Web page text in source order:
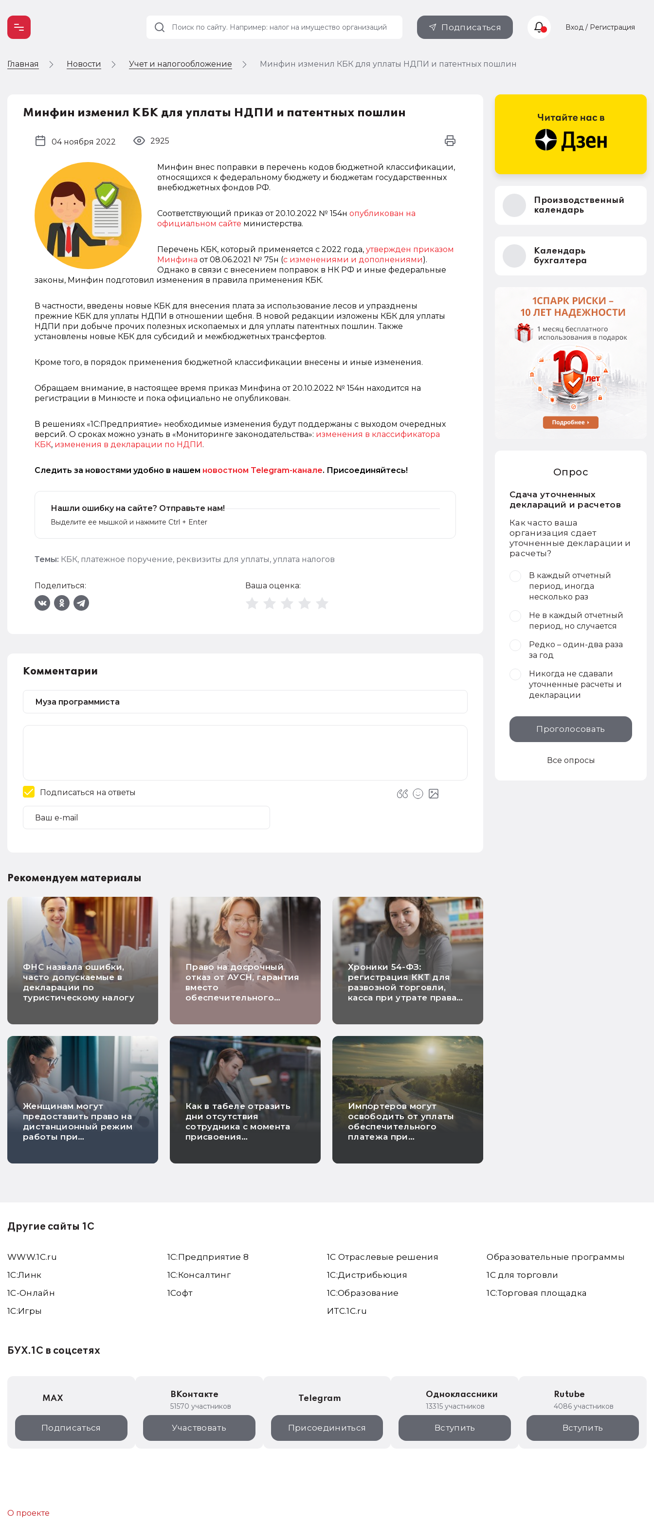
Подписаться Вход / Регистрация
Главная Новости Учет и налогообложение Минфин изменил КБК для уплаты НДПИ и патентных пошлин
Минфин изменил КБК для уплаты НДПИ и патентных пошлин
04 ноября 2022 2925
Минфин внес поправки в перечень кодов бюджетной классификации,
относящихся к федеральному бюджету и бюджетам государственных
внебюджетных фондов РФ.
Соответствующий приказ от 20.10.2022 № 154н опубликован на
официальном сайте министерства.
Перечень КБК, который применяется с 2022 года, утвержден приказом
Минфина от 08.06.2021 № 75н (с изменениями и дополнениями).
Однако в связи с внесением поправок в НК РФ и иные федеральные
законы, Минфин подготовил изменения в правила применения КБК.
В частности, введены новые КБК для внесения плата за использование лесов и упразднены
прежние КБК для уплаты НДПИ в отношении щебня. В новой редакции изложены КБК для уплаты
НДПИ при добыче прочих полезных ископаемых и для уплаты патентных пошлин. Также
установлены новые КБК для субсидий и межбюджетных трансфертов.
Кроме того, в порядок применения бюджетной классификации внесены и иные изменения.
Обращаем внимание, в настоящее время приказ Минфина от 20.10.2022 № 154н находится на
регистрации в Минюсте и пока официально не опубликован.
В решениях «1С:Предприятие» необходимые изменения будут поддержаны с выходом очередных
версий. О сроках можно узнать в «Мониторинге законодательства»: изменения в классификатора
КБК, изменения в декларации по НДПИ.
Следить за новостями удобно в нашем новостном Telegram-канале. Присоединяйтесь!
Нашли ошибку на сайте? Отправьте нам!
Выделите ее мышкой и нажмите Ctrl + Enter
Темы: КБК, платежное поручение, реквизиты для уплаты, уплата налогов
Поделиться: Ваша оценка:
Комментарии
Подписаться на ответы
Рекомендуем материалы
ФНС назвала ошибки,
часто допускаемые в
декларации по
туристическому налогу
Право на досрочный
отказ от АУСН, гарантия
вместо
обеспечительного
хорошие новости
недели
Хроники 54-ФЗ:
регистрация ККТ для
развозной торговли,
касса при утрате права
Женщинам могут
предоставить право на
дистанционный режим
работы при
Как в табеле отразить
дни отсутствия
сотрудника с момента
присвоения
Импортеров могут
освободить от уплаты
обеспечительного
платежа при
Производственный
календарь
Календарь
бухгалтера
Опрос
Сдача уточненных
деклараций и расчетов
Как часто ваша
организация сдает
уточненные декларации и
расчеты?
В каждый отчетный
период, иногда
несколько раз
Не в каждый отчетный
период, но случается
Редко – один-два раза
за год
Никогда не сдавали
уточненные расчеты и
декларации
Проголосовать
Все опросы
Другие сайты 1С
WWW.1С.ru
1С:Линк
1С-Онлайн
1C:Игры
1С:Предприятие 8
1С:Консалтинг
1Софт
1С Отраслевые решения
1С:Дистрибьюция
1С:Образование
ИТС.1C.ru
Образовательные программы
1С для торговли
1С:Торговая площадка
БУХ.1С в соцсетях
MAX
Подписаться
ВКонтакте
51570 участников
Участвовать
Telegram
Присоединиться
Одноклассники
13315 участников
Вступить
Rutube
4086 участников
Вступить
О проекте
Учет и